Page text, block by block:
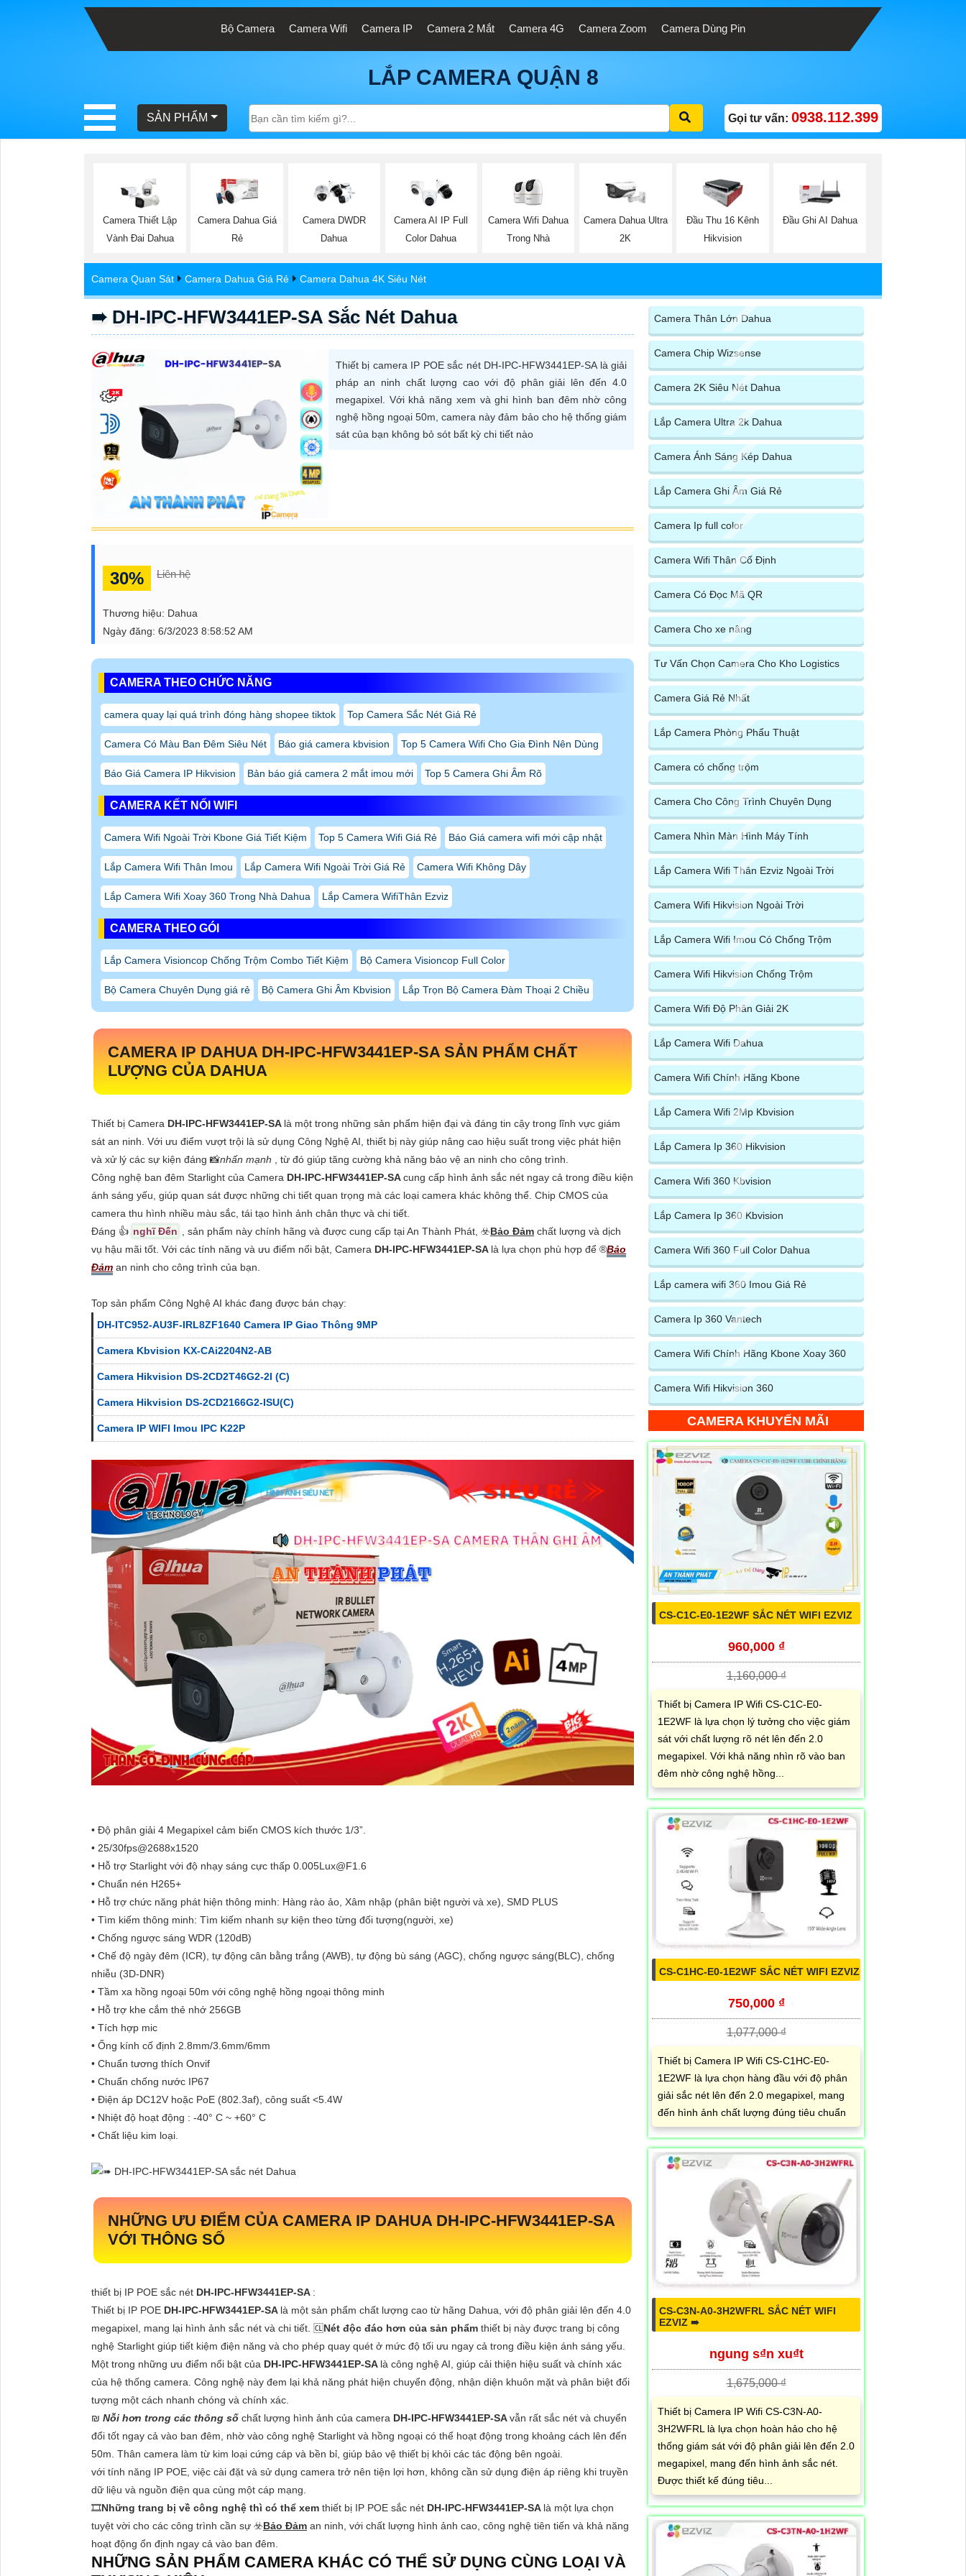
Bộ Camera Camera Wifi Camera IP Camera 2 Mắt Camera 4G Camera Zoom Camera Dùng Pin
LẮP CAMERA QUẬN 8
SẢN PHẨM Gọi tư vấn: 0938.112.399
Camera Thiết Lập
Vành Đai Dahua
Camera Dahua Giá
Rẻ
Camera DWDR
Dahua
Camera AI IP Full
Color Dahua
Camera Wifi Dahua
Trong Nhà
Camera Dahua Ultra
2K
Đầu Thu 16 Kênh
Hikvision
Đầu Ghi AI Dahua
Camera Quan Sát Camera Dahua Giá Rẻ Camera Dahua 4K Siêu Nét
➠ DH-IPC-HFW3441EP-SA Sắc Nét Dahua
Thiết bị camera IP POE sắc nét DH-IPC-HFW3441EP-SA là giải
pháp an ninh chất lượng cao với độ phân giải lên đến 4.0
megapixel. Với khả năng xem và ghi hình ban đêm nhờ công
nghệ hồng ngoại 50m, camera này đảm bảo cho hệ thống giám
sát của bạn không bỏ sót bất kỳ chi tiết nào
30% Liên hệ
Thương hiệu: Dahua
Ngày đăng: 6/3/2023 8:58:52 AM
CAMERA THEO CHỨC NĂNG
camera quay lại quá trình đóng hàng shopee tiktok Top Camera Sắc Nét Giá Rẻ
Camera Có Màu Ban Đêm Siêu Nét Báo giá camera kbvision Top 5 Camera Wifi Cho Gia Đình Nên Dùng
Báo Giá Camera IP Hikvision Bản báo giá camera 2 mắt imou mới Top 5 Camera Ghi Âm Rõ
CAMERA KẾT NỐI WIFI
Camera Wifi Ngoài Trời Kbone Giá Tiết Kiệm Top 5 Camera Wifi Giá Rẻ Báo Giá camera wifi mới cập nhật
Lắp Camera Wifi Thân Imou Lắp Camera Wifi Ngoài Trời Giá Rẻ Camera Wifi Không Dây
Lắp Camera Wifi Xoay 360 Trong Nhà Dahua Lắp Camera WifiThân Ezviz
CAMERA THEO GÓI
Lắp Camera Visioncop Chống Trộm Combo Tiết Kiệm Bộ Camera Visioncop Full Color
Bộ Camera Chuyên Dụng giá rẻ Bộ Camera Ghi Âm Kbvision Lắp Trọn Bộ Camera Đàm Thoại 2 Chiều
CAMERA IP DAHUA DH-IPC-HFW3441EP-SA SẢN PHẨM CHẤT
LƯỢNG CỦA DAHUA
Thiết bị Camera DH-IPC-HFW3441EP-SA là một trong những sản phẩm hiện đại và đáng tin cậy trong lĩnh vực giám
sát an ninh. Với ưu điểm vượt trội là sử dụng Công Nghệ AI, thiết bị này giúp nâng cao hiệu suất trong việc phát hiện
và xử lý các sự kiện đáng 📸nhấn mạnh , từ đó giúp tăng cường khả năng bảo vệ an ninh cho công trình.
Công nghệ ban đêm Starlight của Camera DH-IPC-HFW3441EP-SAcung cấp hình ảnh sắc nét ngay cả trong điều kiện
ánh sáng yếu, giúp quan sát được những chi tiết quan trọng mà các loại camera khác không thể. Chip CMOS của
camera thu hình nhiều màu sắc, tái tạo hình ảnh chân thực và chi tiết.
Đáng 👍 nghĩ Đến , sản phẩm này chính hãng và được cung cấp tại An Thành Phát, ☣️Bảo Đảm chất lượng và dịch
vụ hậu mãi tốt. Với các tính năng và ưu điểm nổi bật, Camera DH-IPC-HFW3441EP-SA là lựa chọn phù hợp để ®️Bảo
Đảm an ninh cho công trình của bạn.
Top sản phẩm Công Nghệ AI khác đang được bán chạy:
DH-ITC952-AU3F-IRL8ZF1640 Camera IP Giao Thông 9MP
Camera Kbvision KX-CAi2204N2-AB
Camera Hikvision DS-2CD2T46G2-2I (C)
Camera Hikvision DS-2CD2166G2-ISU(C)
Camera IP WIFI Imou IPC K22P
• Độ phân giải 4 Megapixel cảm biến CMOS kích thước 1/3”.
• 25/30fps@2688x1520
• Hỗ trợ Starlight với độ nhạy sáng cực thấp 0.005Lux@F1.6
• Chuẩn nén H265+
• Hỗ trợ chức năng phát hiện thông minh: Hàng rào ảo, Xâm nhập (phân biệt người và xe), SMD PLUS
• Tìm kiếm thông minh: Tìm kiếm nhanh sự kiện theo từng đối tượng(người, xe)
• Chống ngược sáng WDR (120dB)
• Chế độ ngày đêm (ICR), tự động cân bằng trắng (AWB), tự động bù sáng (AGC), chống ngược sáng(BLC), chống
nhiễu (3D-DNR)
• Tầm xa hồng ngoại 50m với công nghệ hồng ngoại thông minh
• Hỗ trợ khe cắm thẻ nhớ 256GB
• Tích hợp mic
• Ống kính cố định 2.8mm/3.6mm/6mm
• Chuẩn tương thích Onvif
• Chuẩn chống nước IP67
• Điện áp DC12V hoặc PoE (802.3af), công suất <5.4W
• Nhiệt độ hoạt động : -40° C ~ +60° C
• Chất liệu kim loại.
NHỮNG ƯU ĐIỂM CỦA CAMERA IP DAHUA DH-IPC-HFW3441EP-SA
VỚI THÔNG SỐ
thiết bị IP POE sắc nét DH-IPC-HFW3441EP-SA :
Thiết bị IP POE DH-IPC-HFW3441EP-SA là một sản phẩm chất lượng cao từ hãng Dahua, với độ phân giải lên đến 4.0
megapixel, mang lại hình ảnh sắc nét và chi tiết. 🆑Nét độc đáo hơn của sản phẩm thiết bị này được trang bị công
nghệ Starlight giúp tiết kiệm điện năng và cho phép quay quét ở mức độ tối ưu ngay cả trong điều kiện ánh sáng yếu.
Một trong những ưu điểm nổi bật của DH-IPC-HFW3441EP-SA là công nghệ AI, giúp cải thiện hiệu suất và chính xác
của hệ thống camera. Công nghệ này đem lại khả năng phát hiện chuyển động, nhận diện khuôn mặt và phân biệt đối
tượng một cách nhanh chóng và chính xác.
₪ Nỗi hơn trong các thông số chất lượng hình ảnh của camera DH-IPC-HFW3441EP-SAvẫn rất sắc nét và chuyển
đổi tốt ngay cả vào ban đêm, nhờ vào công nghệ Starlight và hồng ngoại có thể hoạt động trong khoảng cách lên đến
50m. Thân camera làm từ kim loại cứng cáp và bền bỉ, giúp bảo vệ thiết bị khỏi các tác động bên ngoài.
với tính năng IP POE, việc cài đặt và sử dụng camera trở nên tiện lợi hơn, không cần sử dụng điện áp riêng khi truyền
dữ liệu và nguồn điện qua cùng một cáp mạng.
🎞Những trang bị về công nghệ thì có thể xem thiết bị IP POE sắc nét DH-IPC-HFW3441EP-SA là một lựa chọn
tuyệt vời cho các công trình cần sự ☣️Bảo Đảm an ninh, với chất lượng hình ảnh cao, công nghệ tiên tiến và khả năng
hoạt động ổn định ngay cả vào ban đêm.
NHỮNG SẢN PHẨM CAMERA KHÁC CÓ THỂ SỬ DỤNG CÙNG LOẠI VÀ
Camera Thân Lớn Dahua
Camera Chip Wizsense
Camera 2K Siêu Nét Dahua
Lắp Camera Ultra 2k Dahua
Camera Ánh Sáng Kép Dahua
Lắp Camera Ghi Âm Giá Rẻ
Camera Ip full color
Camera Wifi Thân Cố Định
Camera Có Đọc Mã QR
Camera Cho xe nâng
Tư Vấn Chọn Camera Cho Kho Logistics
Camera Giá Rẻ Nhất
Lắp Camera Phòng Phẩu Thuật
Camera có chống trộm
Camera Cho Công Trình Chuyên Dụng
Camera Nhìn Màn Hình Máy Tính
Lắp Camera Wifi Thân Ezviz Ngoài Trời
Camera Wifi Hikvision Ngoài Trời
Lắp Camera Wifi Imou Có Chống Trộm
Camera Wifi Hikvision Chống Trộm
Camera Wifi Độ Phân Giải 2K
Lắp Camera Wifi Dahua
Camera Wifi Chính Hãng Kbone
Lắp Camera Wifi 2Mp Kbvision
Lắp Camera Ip 360 Hikvision
Camera Wifi 360 Kbvision
Lắp Camera Ip 360 Kbvision
Camera Wifi 360 Full Color Dahua
Lắp camera wifi 360 Imou Giá Rẻ
Camera Ip 360 Vantech
Camera Wifi Chính Hãng Kbone Xoay 360
Camera Wifi Hikvision 360
CAMERA KHUYẾN MÃI
CS-C1C-E0-1E2WF SẮC NÉT WIFI EZVIZ
960,000 ₫
1,160,000 ₫
Thiết bị Camera IP Wifi CS-C1C-E0-
1E2WF là lựa chọn lý tưởng cho việc giám
sát với chất lượng rõ nét lên đến 2.0
megapixel. Với khả năng nhìn rõ vào ban
đêm nhờ công nghệ hồng...
CS-C1HC-E0-1E2WF SẮC NÉT WIFI EZVIZ
750,000 ₫
1,077,000 ₫
Thiết bị Camera IP Wifi CS-C1HC-E0-
1E2WF là lựa chọn hàng đầu với độ phân
giải sắc nét lên đến 2.0 megapixel, mang
đến hình ảnh chất lượng đúng tiêu chuẩn
CS-C3N-A0-3H2WFRL SẮC NÉT WIFI
EZVIZ ➠
ngung s₫n xu₫t
1,675,000 ₫
Thiết bị Camera IP Wifi CS-C3N-A0-
3H2WFRL là lựa chọn hoàn hảo cho hệ
thống giám sát với độ phân giải lên đến 2.0
megapixel, mang đến hình ảnh sắc nét.
Được thiết kế đúng tiêu...